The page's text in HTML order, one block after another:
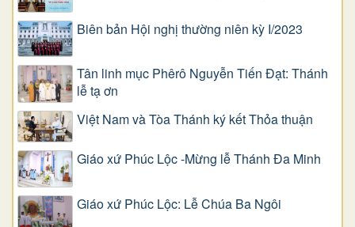
Biên bản Hội nghị thường niên kỳ I/2023
Tân linh mục Phêrô Nguyễn Tiến Đạt: Thánh
lễ tạ ơn
Việt Nam và Tòa Thánh ký kết Thỏa thuận
Giáo xứ Phúc Lộc -Mừng lễ Thánh Đa Minh
Giáo xứ Phúc Lộc: Lễ Chúa Ba Ngôi